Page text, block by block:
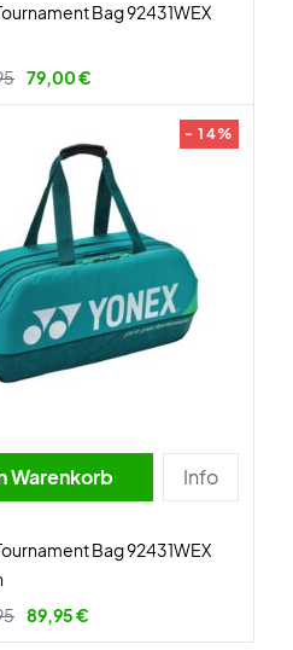
Bag 92431WEX
79,00 €
- 14%
Warenkorb Info
Bag 92431WEX
89,95 €